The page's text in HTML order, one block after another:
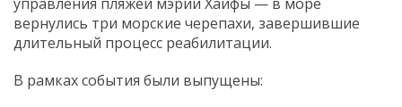
вернулись три морские черепахи, завершившие
длительный процесс реабилитации.
В рамках события были выпущены: